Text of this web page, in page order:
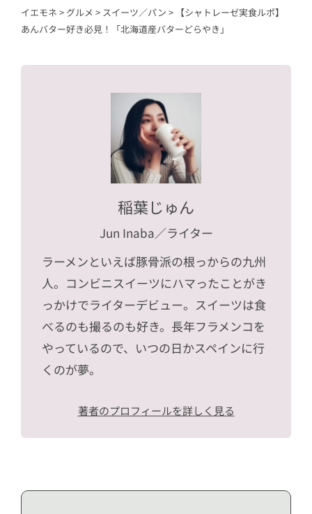
イエモネ > グルメ > スイーツ／パン > 【シャトレーゼ実食ルポ】
あんバター好き必見！「北海道産バターどらやき」
稲葉じゅん
Jun Inaba／ライター
ラーメンといえば豚骨派の根っからの九州
人。コンビニスイーツにハマったことがき
っかけでライターデビュー。スイーツは食
べるのも撮るのも好き。長年フラメンコを
やっているので、いつの日かスペインに行
くのが夢。
著者のプロフィールを詳しく見る